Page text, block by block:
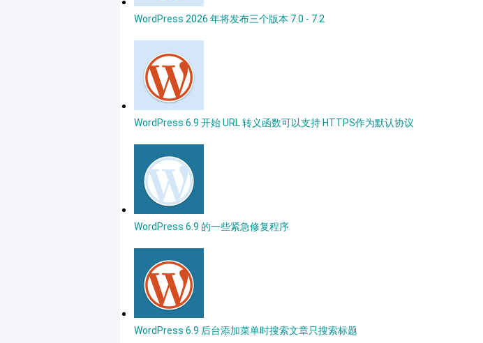
WordPress 2026 年将发布三个版本 7.0 - 7.2
WordPress 6.9 开始 URL 转义函数可以支持 HTTPS作为默认协议
WordPress 6.9 的一些紧急修复程序
WordPress 6.9 后台添加菜单时搜索文章只搜索标题